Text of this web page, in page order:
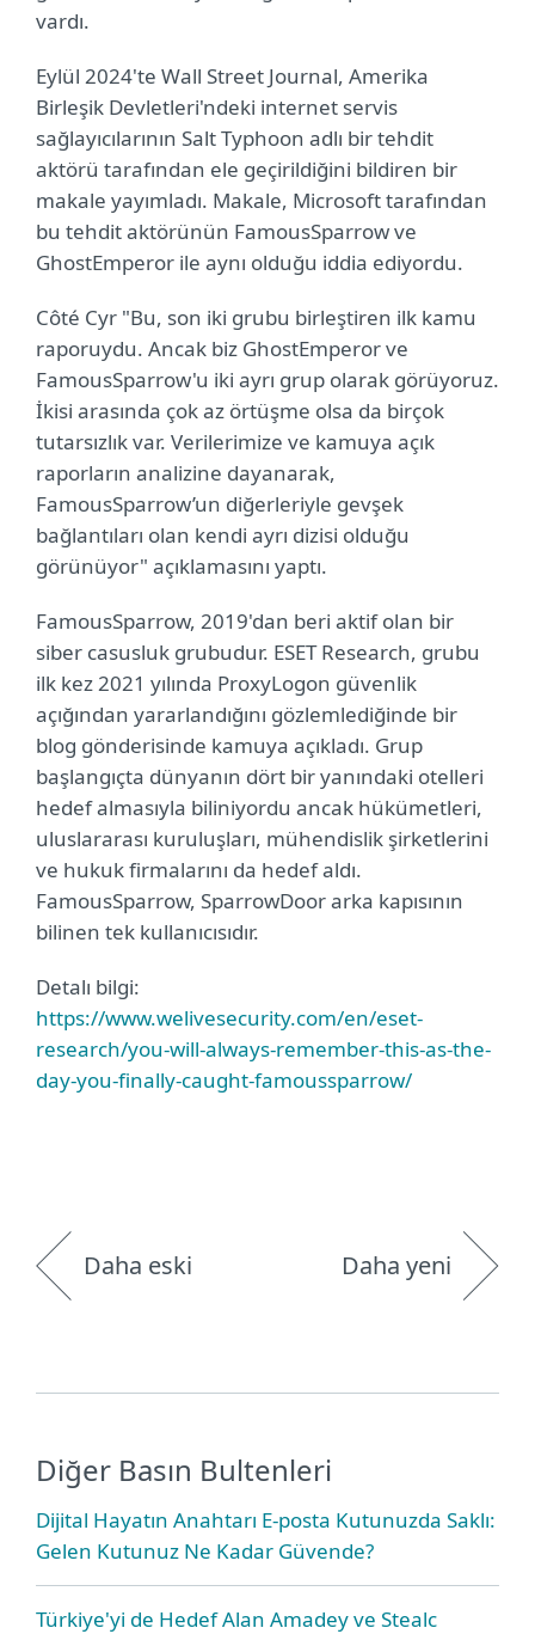
vardı.
Eylül 2024'te Wall Street Journal, Amerika
Birleşik Devletleri'ndeki internet servis
sağlayıcılarının Salt Typhoon adlı bir tehdit
aktörü tarafından ele geçirildiğini bildiren bir
makale yayımladı. Makale, Microsoft tarafından
bu tehdit aktörünün FamousSparrow ve
GhostEmperor ile aynı olduğu iddia ediyordu.
Côté Cyr "Bu, son iki grubu birleştiren ilk kamu
raporuydu. Ancak biz GhostEmperor ve
FamousSparrow'u iki ayrı grup olarak görüyoruz.
İkisi arasında çok az örtüşme olsa da birçok
tutarsızlık var. Verilerimize ve kamuya açık
raporların analizine dayanarak,
FamousSparrow’un diğerleriyle gevşek
bağlantıları olan kendi ayrı dizisi olduğu
görünüyor" açıklamasını yaptı.
FamousSparrow, 2019'dan beri aktif olan bir
siber casusluk grubudur. ESET Research, grubu
ilk kez 2021 yılında ProxyLogon güvenlik
açığından yararlandığını gözlemlediğinde bir
blog gönderisinde kamuya açıkladı. Grup
başlangıçta dünyanın dört bir yanındaki otelleri
hedef almasıyla biliniyordu ancak hükümetleri,
uluslararası kuruluşları, mühendislik şirketlerini
ve hukuk firmalarını da hedef aldı.
FamousSparrow, SparrowDoor arka kapısının
bilinen tek kullanıcısıdır.
Detalı bilgi:
https://www.welivesecurity.com/en/eset-
research/you-will-always-remember-this-as-the-
day-you-finally-caught-famoussparrow/
Daha eski Daha yeni
Diğer Basın Bultenleri
Dijital Hayatın Anahtarı E-posta Kutunuzda Saklı:
Gelen Kutunuz Ne Kadar Güvende?
Türkiye'yi de Hedef Alan Amadey ve Stealc